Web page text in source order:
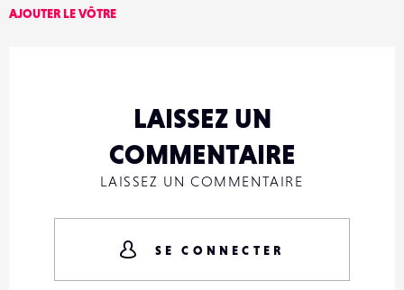
AJOUTER LE VÔTRE
LAISSEZ UN
COMMENTAIRE
LAISSEZ UN COMMENTAIRE
SE CONNECTER